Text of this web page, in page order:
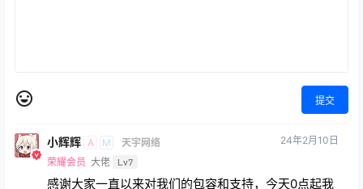
提交
小辉辉 A M
天宇网络
荣耀会员 大佬 Lv7
24年2月10日
感谢大家一直以来对我们的包容和支持，今天0点起我